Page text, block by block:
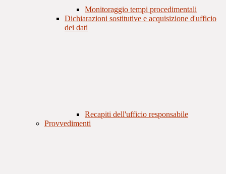
Monitoraggio tempi procedimentali
Dichiarazioni sostitutive e acquisizione d'ufficio
dei dati
Recapiti dell'ufficio responsabile
Provvedimenti